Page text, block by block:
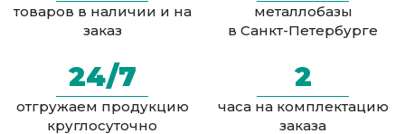
товаров в наличии и на
заказ
металлобазы
в Санкт-Петербурге
24/7
отгружаем продукцию
круглосуточно
2
часа на комплектацию
заказа